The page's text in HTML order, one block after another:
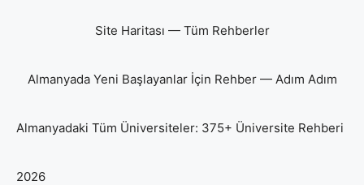
Site Haritası — Tüm Rehberler
Almanyada Yeni Başlayanlar İçin Rehber — Adım Adım
Almanyadaki Tüm Üniversiteler: 375+ Üniversite Rehberi
2026